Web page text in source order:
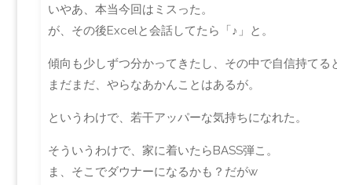
いやあ、本当今回はミスった。
が、その後Excelと会話してたら「♪」と。
傾向も少しずつ分かってきたし、その中で自信持てる
まだまだ、やらなあかんことはあるが。
というわけで、若干アッパーな気持ちになれた。
そういうわけで、家に着いたらBASS弾こ。
ま、そこでダウナーになるかも？だがw